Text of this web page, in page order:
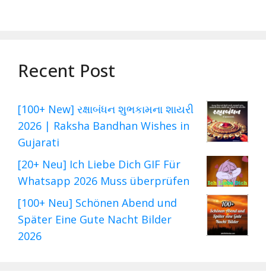
Recent Post
[100+ New] રક્ષાબંધન શુભકામના શાયરી
2026 | Raksha Bandhan Wishes in
Gujarati
[20+ Neu] Ich Liebe Dich GIF Für
Whatsapp 2026 Muss überprüfen
[100+ Neu] Schönen Abend und
Später Eine Gute Nacht Bilder
2026